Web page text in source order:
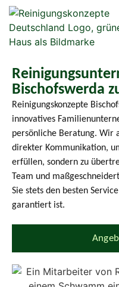
Bischofswerda
Reinigungskonzepte
innovatives
persönliche Beratung. Wir
direkter Kommunikation,
erfüllen, sondern zu
Team und
Sie stets den besten
garantiert ist.